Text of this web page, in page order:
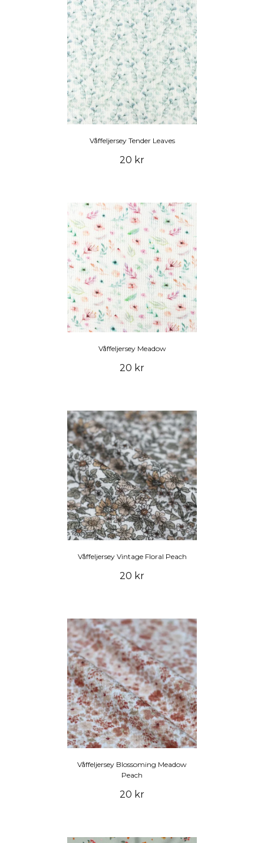
Våffeljersey Tender Leaves
20 kr
Våffeljersey Meadow
20 kr
Våffeljersey Vintage Floral Peach
20 kr
Våffeljersey Blossoming Meadow
Peach
20 kr